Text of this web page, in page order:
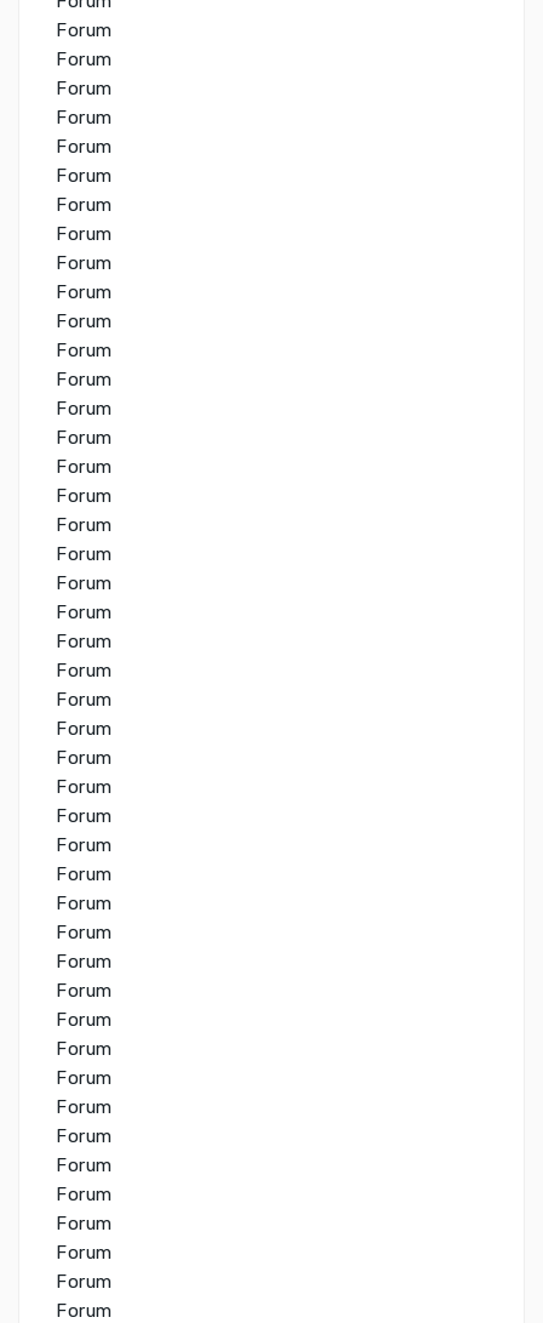
Forum
Forum
Forum
Forum
Forum
Forum
Forum
Forum
Forum
Forum
Forum
Forum
Forum
Forum
Forum
Forum
Forum
Forum
Forum
Forum
Forum
Forum
Forum
Forum
Forum
Forum
Forum
Forum
Forum
Forum
Forum
Forum
Forum
Forum
Forum
Forum
Forum
Forum
Forum
Forum
Forum
Forum
Forum
Forum
Forum